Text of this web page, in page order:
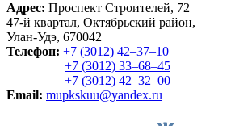
Адрес: Проспект Строителей, 72
47-й квартал, Октябрьский район,
Улан-Удэ, 670042
Телефон: +7 (3012) 42‒37‒10
+7 (3012) 33‒68‒45
+7 (3012) 42‒32‒00
Email: mupkskuu@yandex.ru